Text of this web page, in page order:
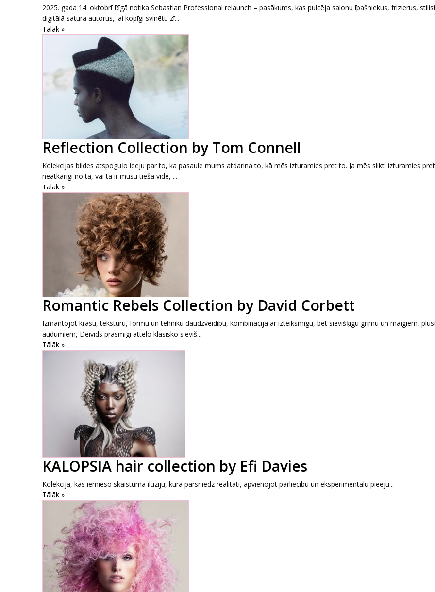
2025. gada 14. oktobrī Rīgā notika Sebastian Professional relaunch – pasākums, kas pulcēja salonu īpašniekus, frizierus,
digitālā satura autorus, lai kopīgi svinētu zī...
Tālāk »
Reflection Collection by Tom Connell
Kolekcijas bildes atspoguļo ideju par to, ka pasaule mums atdarina to, kā mēs izturamies pret to. Ja mēs slikti izturamies
neatkarīgi no tā, vai tā ir mūsu tiešā vide, ...
Tālāk »
Romantic Rebels Collection by David Corbett
Izmantojot krāsu, tekstūru, formu un tehniku daudzveidību, kombinācijā ar izteiksmīgu, bet sievišķīgu grimu un maigiem,
audumiem, Deivids prasmīgi attēlo klasisko sieviš...
Tālāk »
KALOPSIA hair collection by Efi Davies
Kolekcija, kas iemieso skaistuma ilūziju, kura pārsniedz realitāti, apvienojot pārliecību un eksperimentālu pieeju...
Tālāk »